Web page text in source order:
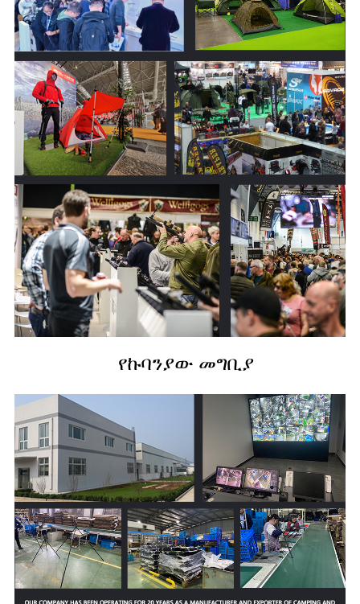
የኩባንያው መግቢያ